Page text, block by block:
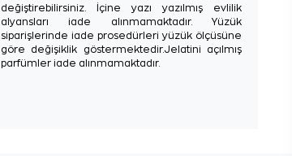
değiştirebilirsiniz. İçine yazı yazılmış evlilik
alyansları iade alınmamaktadır. Yüzük
siparişlerinde iade prosedürleri yüzük ölçüsüne
göre değişiklik göstermektedir.Jelatini açılmış
parfümler iade alınmamaktadır.